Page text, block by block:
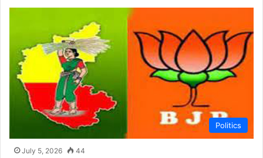
Politics
July 5, 2026 44